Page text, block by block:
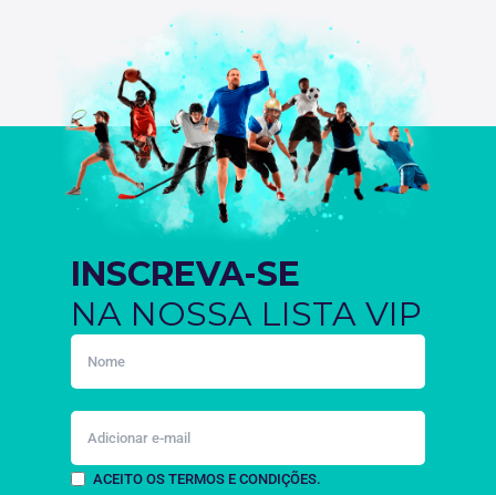
INSCREVA-SE
NA NOSSA LISTA VIP
ACEITO OS TERMOS E CONDIÇÕES.